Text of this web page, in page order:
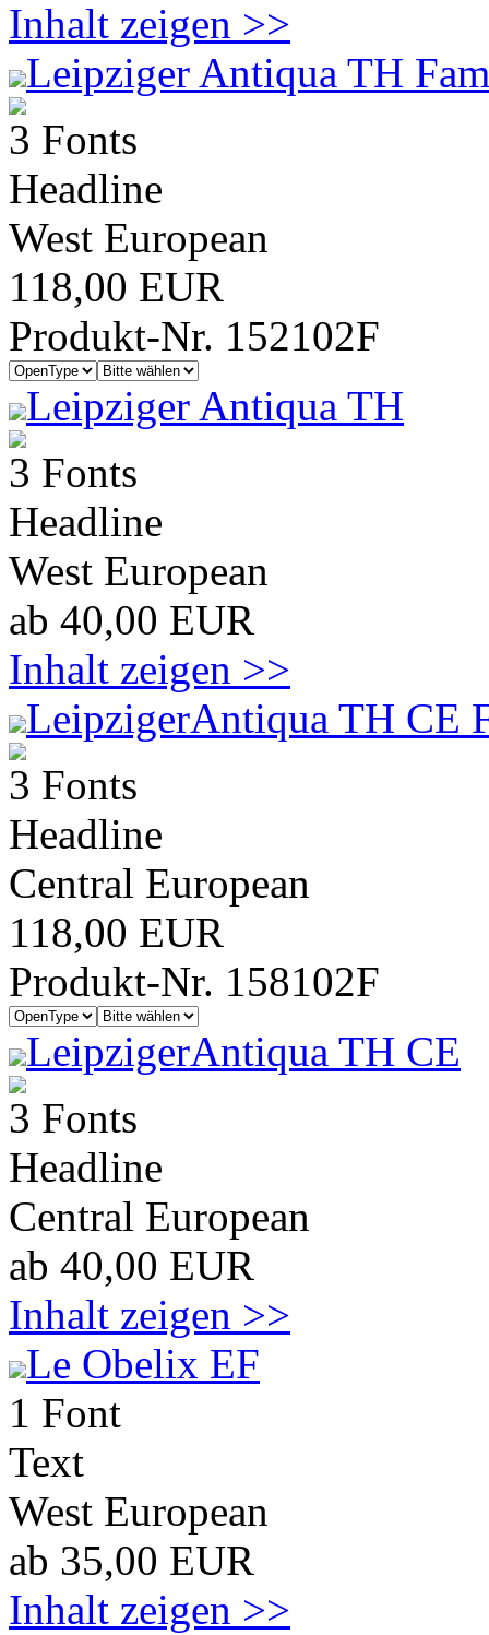
Inhalt zeigen >>
Leipziger Antiqua TH
3 Fonts
Headline
West European
118,00 EUR
Produkt-Nr. 152102F
Leipziger Antiqua TH
3 Fonts
Headline
West European
ab 40,00 EUR
Inhalt zeigen >>
LeipzigerAntiqua TH CE
3 Fonts
Headline
Central European
118,00 EUR
Produkt-Nr. 158102F
LeipzigerAntiqua TH CE
3 Fonts
Headline
Central European
ab 40,00 EUR
Inhalt zeigen >>
Le Obelix EF
1 Font
Text
West European
ab 35,00 EUR
Inhalt zeigen >>